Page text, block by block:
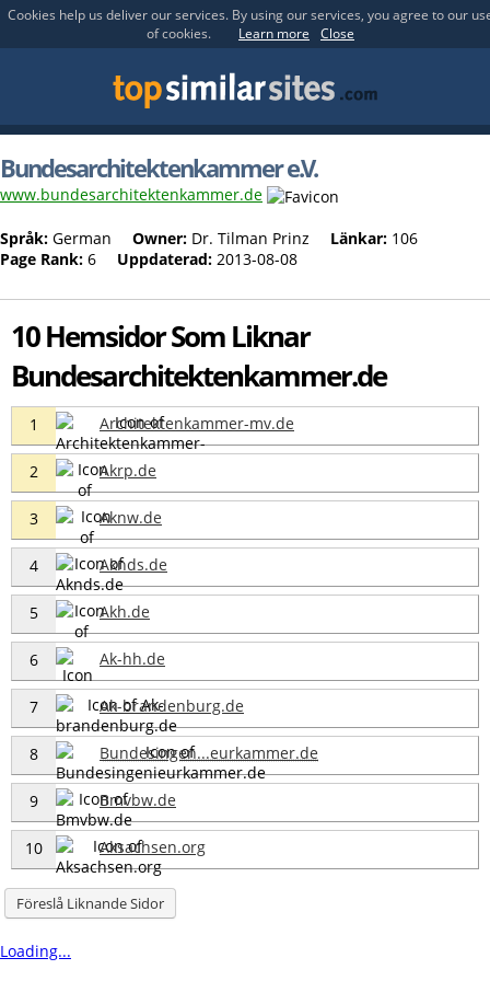
Cookies help us deliver our services. By using our services, you agree to our
of cookies.
Learn more Close
Bundesarchitektenkammer e.V.
www.bundesarchitektenkammer.de
Språk: German Owner: Dr. Tilman Prinz Länkar: 106
Page Rank: 6 Uppdaterad: 2013-08-08
10 Hemsidor Som Liknar
Bundesarchitektenkammer.de
1 Architektenkammer-mv.de
2 Akrp.de
3 Aknw.de
4 Aknds.de
5 Akh.de
6 Ak-hh.de
7 Ak-brandenburg.de
8 Bundesingen...eurkammer.de
9 Bmvbw.de
10 Aksachsen.org
Föreslå Liknande Sidor
Loading...